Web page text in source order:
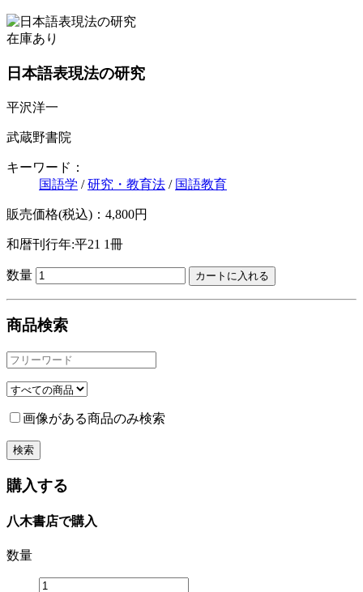
在庫あり
日本語表現法の研究
平沢洋一
武蔵野書院
キーワード：
国語学 /研究・教育法 / 国語教育
販売価格(税込)：4,800円
和暦刊行年:平21 1冊
数量
商品検索
画像がある商品のみ検索
購入する
八木書店で購入
数量